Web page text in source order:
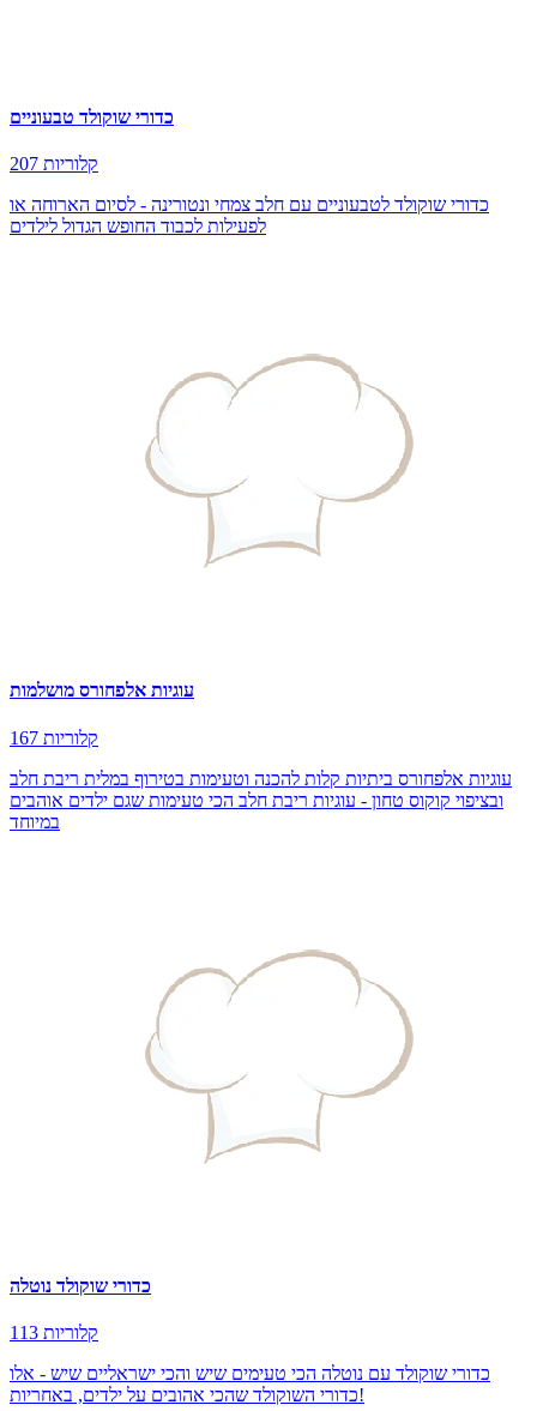
כדורי שוקולד טבעוניים
207 קלוריות
כדורי שוקולד לטבעוניים עם חלב צמחי ונטורינה - לסיום הארוחה או
לפעילות לכבוד החופש הגדול לילדים
עוגיות אלפחורס מושלמות
167 קלוריות
עוגיות אלפחורס ביתיות קלות להכנה וטעימות בטירוף במלית ריבת חלב
ובציפוי קוקוס טחון - עוגיות ריבת חלב הכי טעימות שגם ילדים אוהבים
במיוחד
כדורי שוקולד נוטלה
113 קלוריות
כדורי שוקולד עם נוטלה הכי טעימים שיש והכי ישראליים שיש - אלו
כדורי השוקולד שהכי אהובים על ילדים, באחריות!